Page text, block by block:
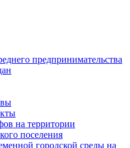
предпринимательства
на территории
поселения
городской среды на